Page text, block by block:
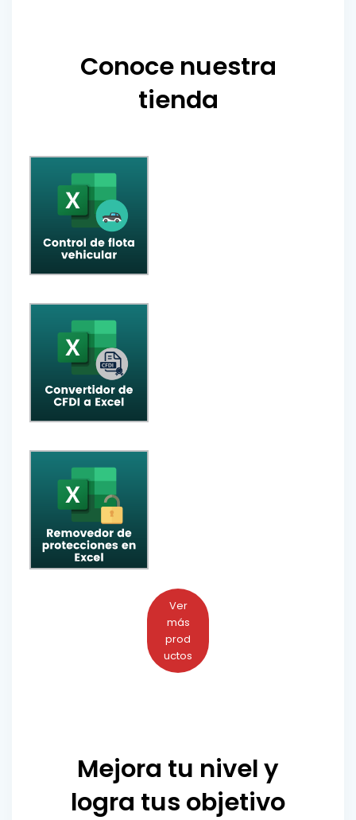
Conoce nuestra
tienda
Ver
más
prod
uctos
Mejora tu nivel y
logra tus objetivo